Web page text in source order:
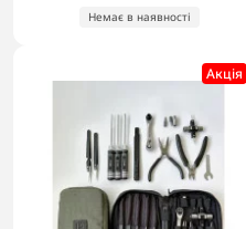
Немає в наявності
Акцiя